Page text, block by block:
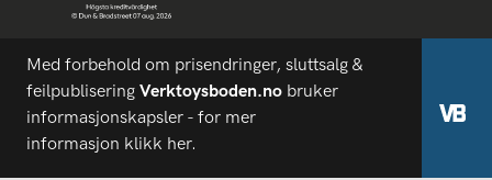
Med forbehold om prisendringer, sluttsalg &
feilpublisering Verktoysboden.no bruker
informasjonskapsler - for mer
informasjon klikk her.